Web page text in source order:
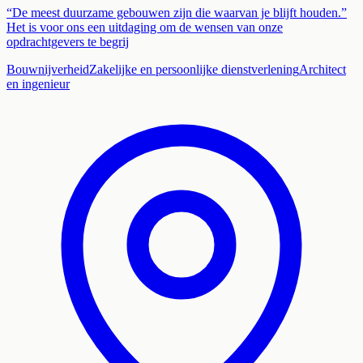
“De meest duurzame gebouwen zijn die waarvan je blijft houden.”
Het is voor ons een uitdaging om de wensen van onze
opdrachtgevers te begrij
BouwnijverheidZakelijke en persoonlijke dienstverleningArchitect
en ingenieur